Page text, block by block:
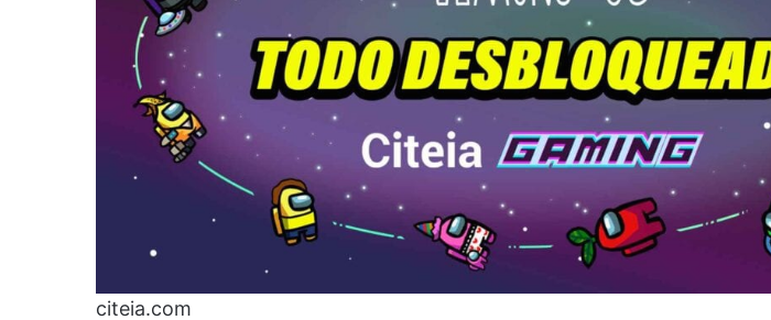
citeia.com